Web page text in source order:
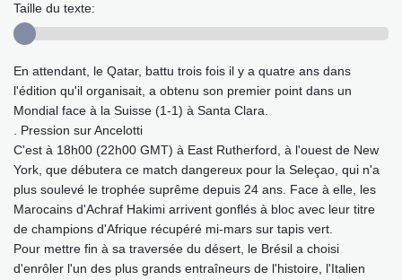
Taille du texte:
En attendant, le Qatar, battu trois fois il y a quatre ans dans
l'édition qu'il organisait, a obtenu son premier point dans un
Mondial face à la Suisse (1-1) à Santa Clara.
. Pression sur Ancelotti
C'est à 18h00 (22h00 GMT) à East Rutherford, à l'ouest de New
York, que débutera ce match dangereux pour la Seleçao, qui n'a
plus soulevé le trophée suprême depuis 24 ans. Face à elle, les
Marocains d'Achraf Hakimi arrivent gonflés à bloc avec leur titre
de champions d'Afrique récupéré mi-mars sur tapis vert.
Pour mettre fin à sa traversée du désert, le Brésil a choisi
d'enrôler l'un des plus grands entraîneurs de l'histoire, l'Italien